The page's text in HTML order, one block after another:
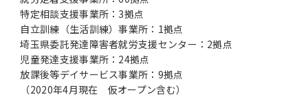
特定相談支援事業所：3拠点
自立訓練（生活訓練）事業所：1拠点
埼玉県委託発達障害者就労支援センター：2拠点
児童発達支援事業所：24拠点
放課後等デイサービス事業所：9拠点
（2020年4月現在 仮オープン含む）